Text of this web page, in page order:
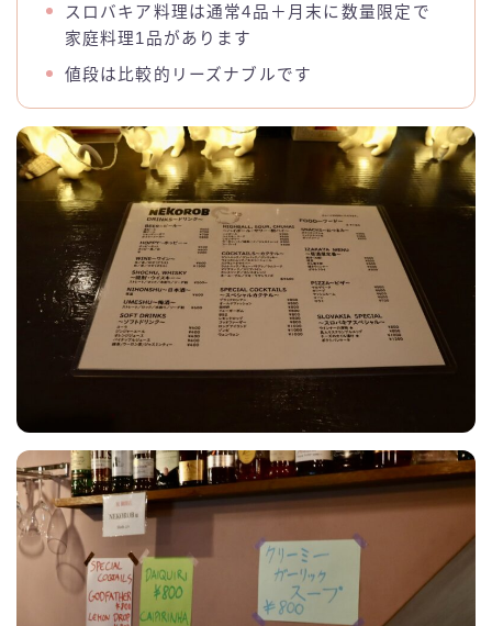
スロバキア料理は通常4品＋月末に数量限定で
家庭料理1品があります
値段は比較的リーズナブルです